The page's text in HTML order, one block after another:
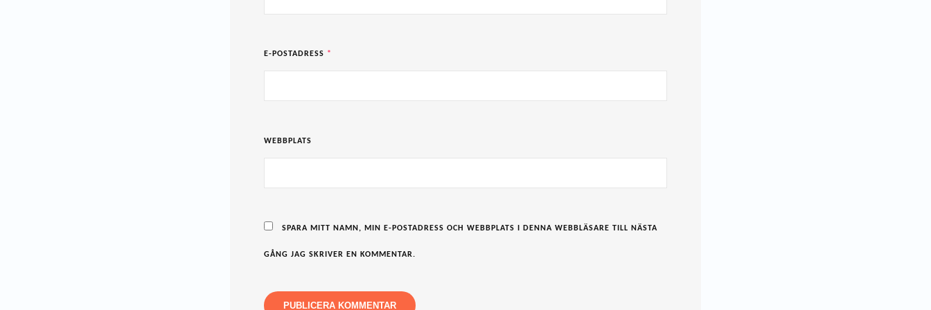
E-POSTADRESS *
WEBBPLATS
SPARA MITT NAMN, MIN E-POSTADRESS OCH WEBBPLATS I DENNA WEBBLÄSARE TILL NÄSTA
GÅNG JAG SKRIVER EN KOMMENTAR.